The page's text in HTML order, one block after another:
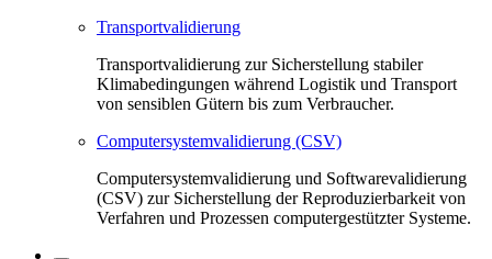
Transportvalidierung
Transportvalidierung zur Sicherstellung stabiler
Klimabedingungen während Logistik und Transport
von sensiblen Gütern bis zum Verbraucher.
Computersystemvalidierung (CSV)
Computersystemvalidierung und Softwarevalidierung
(CSV) zur Sicherstellung der Reproduzierbarkeit von
Verfahren und Prozessen computergestützter Systeme.